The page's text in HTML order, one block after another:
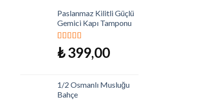
Paslanmaz Kilitli Güçlü
Gemici Kapı Tamponu
5 üzerinden
5.00oy aldı
₺399,00
1/2 Osmanlı Musluğu
Bahçe